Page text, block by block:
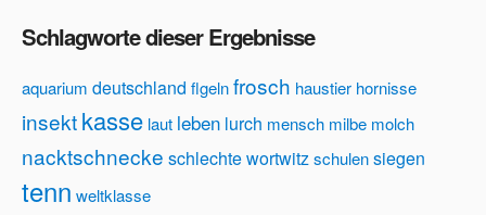
Schlagworte dieser Ergebnisse
aquarium deutschland flgelnfrosch haustier hornisse
insektkasse laut leben lurch mensch milbe molch
nacktschnecke schlechte wortwitzschulensiegen
tenn weltklasse